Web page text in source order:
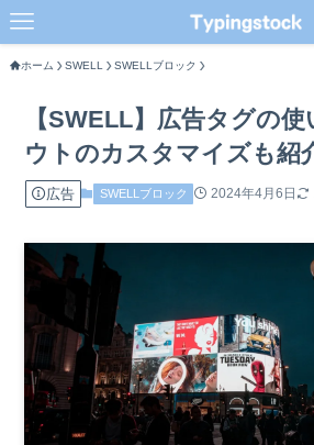
ホーム SWELL SWELLブロック
【SWELL】広告タグの
ウトのカスタマイズも紹
広告 SWELLブロック 2024年4月6日